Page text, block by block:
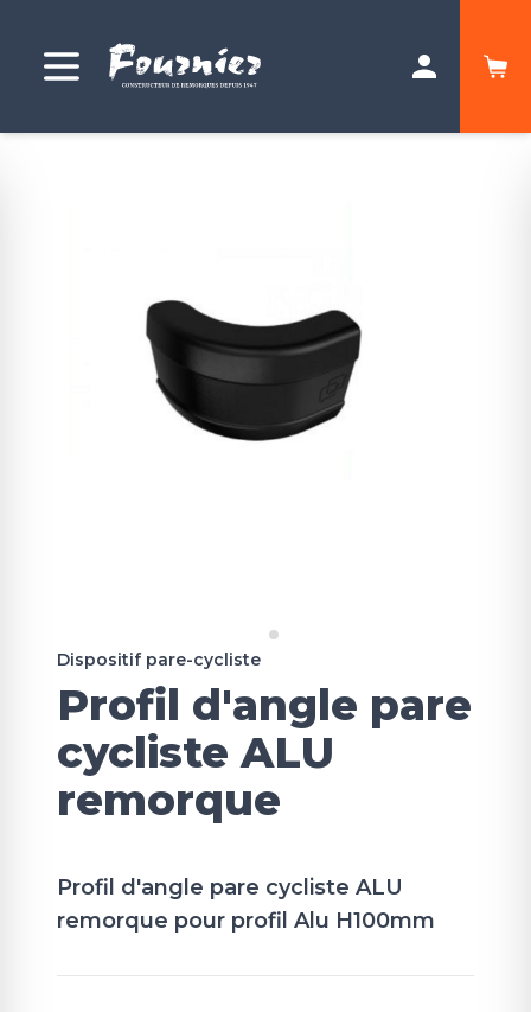
Dispositif pare-cycliste
Profil d'angle pare
cycliste ALU
remorque
Profil d'angle pare cycliste ALU
remorque pour profil Alu H100mm